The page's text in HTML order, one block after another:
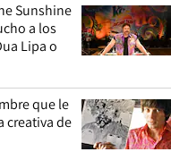
Sunshine
a los
Lipa o
que le
creativa de